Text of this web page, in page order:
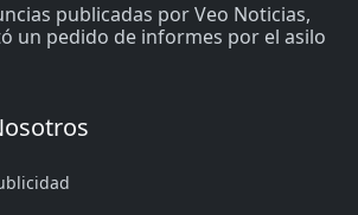
publicadas por Veo Noticias,
un pedido de informes por el asilo